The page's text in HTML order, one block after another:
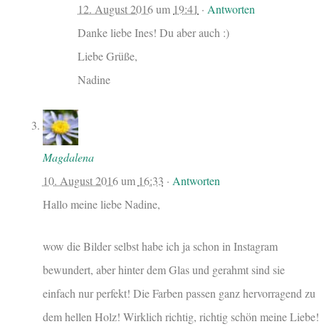
12. August 2016um 19:41 · Antworten
Danke liebe Ines! Du aber auch :)
Liebe Grüße,
Nadine
Magdalena
10. August 2016um 16:33 · Antworten
Hallo meine liebe Nadine,
wow die Bilder selbst habe ich ja schon in Instagram
bewundert, aber hinter dem Glas und gerahmt sind sie
einfach nur perfekt! Die Farben passen ganz hervorragend zu
dem hellen Holz! Wirklich richtig, richtig schön meine Liebe!